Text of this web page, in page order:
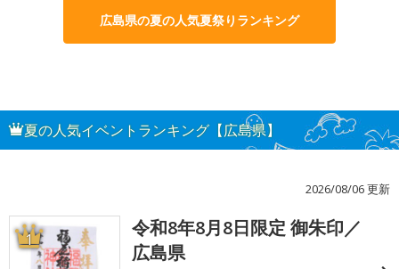
広島県の夏の人気夏祭りランキング
夏の人気イベントランキング【広島県】
2026/08/06 更新
1
令和8年8月8日限定 御朱印／
広島県